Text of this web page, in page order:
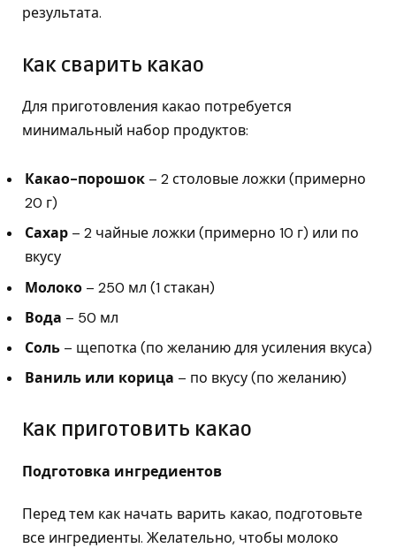
результата.
Как сварить какао
Для приготовления какао потребуется
минимальный набор продуктов:
Какао-порошок – 2 столовые ложки (примерно
20 г)
Сахар – 2 чайные ложки (примерно 10 г) или по
вкусу
Молоко – 250 мл (1 стакан)
Вода – 50 мл
Соль – щепотка (по желанию для усиления вкуса)
Ваниль или корица – по вкусу (по желанию)
Как приготовить какао
Подготовка ингредиентов
Перед тем как начать варить какао, подготовьте
все ингредиенты. Желательно, чтобы молоко